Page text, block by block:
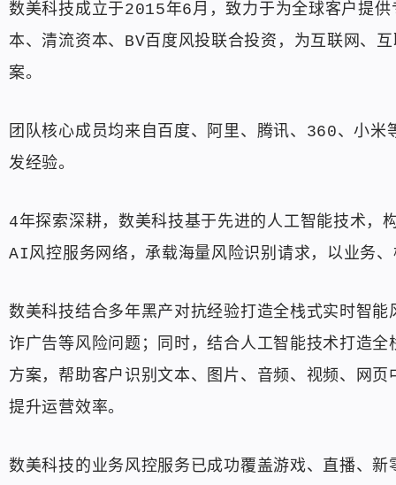
数美科技成立于2015年6月，致力于为全球客户提
本、清流资本、BV百度风投联合投资，为互联网、
案。
团队核心成员均来自百度、阿里、腾讯、360、小
发经验。
4年探索深耕，数美科技基于先进的人工智能技术，
AI风控服务网络，承载海量风险识别请求，以业务
数美科技结合多年黑产对抗经验打造全栈式实时智
诈广告等风险问题；同时，结合人工智能技术打造
方案，帮助客户识别文本、图片、音频、视频、网
提升运营效率。
数美科技的业务风控服务已成功覆盖游戏、直播、